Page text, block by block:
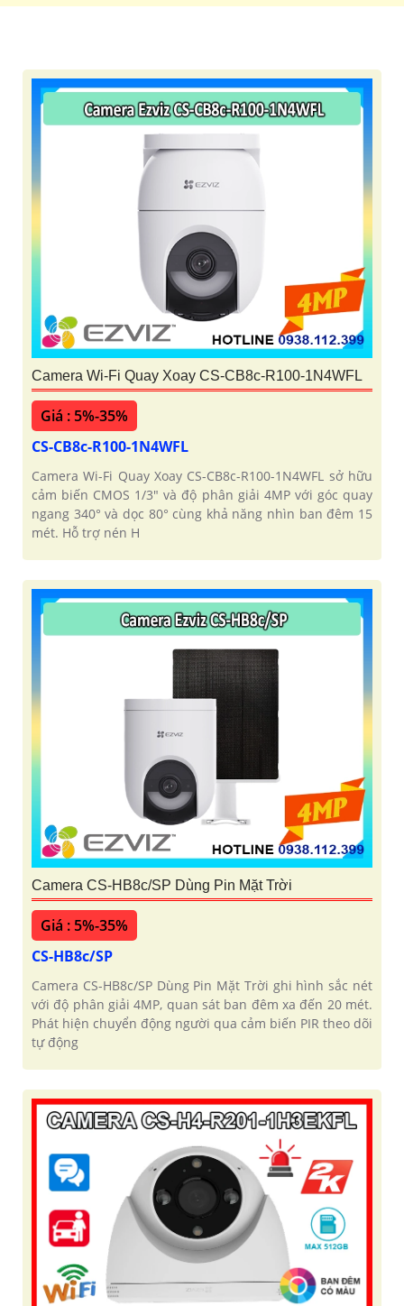
Camera Wi-Fi Quay Xoay CS-CB8c-R100-1N4WFL
Giá : 5%-35%
CS-CB8c-R100-1N4WFL
Camera Wi-Fi Quay Xoay CS-CB8c-R100-1N4WFL sở hữu
cảm biến CMOS 1/3" và độ phân giải 4MP với góc quay
ngang 340° và dọc 80° cùng khả năng nhìn ban đêm 15
mét. Hỗ trợ nén H
Camera CS-HB8c/SP Dùng Pin Mặt Trời
Giá : 5%-35%
CS-HB8c/SP
Camera CS-HB8c/SP Dùng Pin Mặt Trời ghi hình sắc nét
với độ phân giải 4MP, quan sát ban đêm xa đến 20 mét.
Phát hiện chuyển động người qua cảm biến PIR theo dõi
tự động